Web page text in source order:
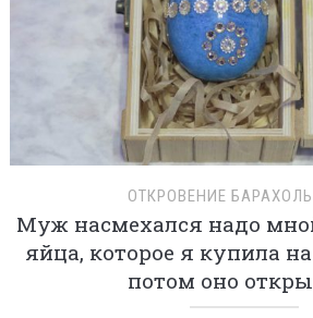
ОТКРОВЕНИЕ
Муж насмехался надо
яйца, которое я купила
потом оно